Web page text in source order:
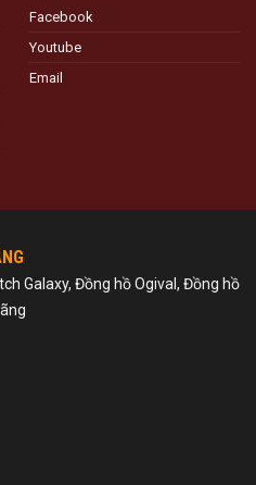
Facebook
Youtube
Email
Galaxy, Đồng hồ Ogival, Đồng hồ